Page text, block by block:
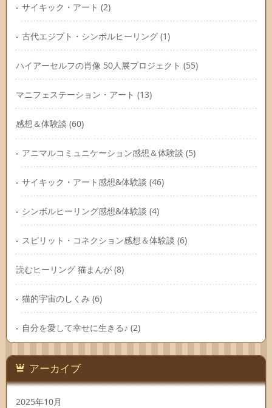
サイキック・アート (2)
古代エジプト・シンボルヒーリング (1)
ハイアーセルフの肖像 50人展プロジェクト (55)
マニフェステーション・アート (13)
感想＆体験談 (60)
アニマルコミュニケーション感想＆体験談 (5)
サイキック・アート感想&体験談 (46)
シンボルヒーリング感想&体験談 (4)
スピリット・コネクション感想＆体験談 (6)
読むヒーリング 猫まんが (8)
猫的宇宙のしくみ (6)
自分を愛して幸せに生きる♪ (2)
アーカイブ
2025年10月